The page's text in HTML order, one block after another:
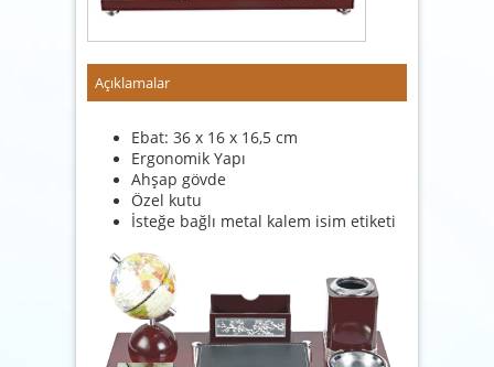
Açıklamalar
Ebat: 36 x 16 x 16,5 cm
Ergonomik Yapı
Ahşap gövde
Özel kutu
İsteğe bağlı metal kalem isim etiketi